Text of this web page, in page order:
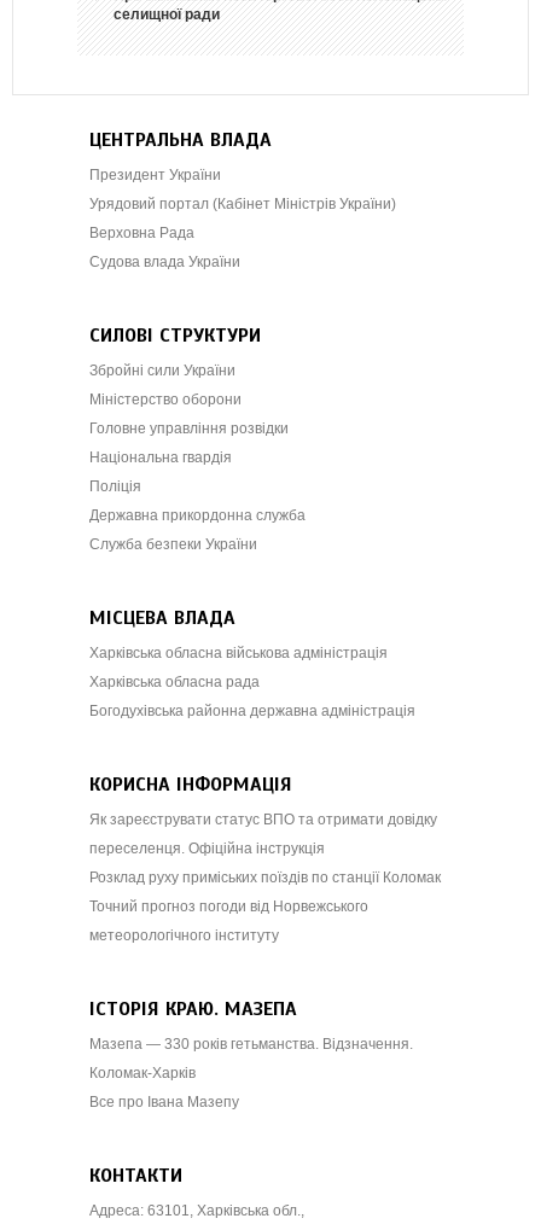
селищної ради
ЦЕНТРАЛЬНА ВЛАДА
Президент України
Урядовий портал (Кабінет Міністрів України)
Верховна Рада
Судова влада України
СИЛОВІ СТРУКТУРИ
Збройні сили України
Міністерство оборони
Головне управління розвідки
Національна гвардія
Поліція
Державна прикордонна служба
Служба безпеки України
МІСЦЕВА ВЛАДА
Харківська обласна військова адміністрація
Харківська обласна рада
Богодухівська районна державна адміністрація
КОРИСНА ІНФОРМАЦІЯ
Як зареєструвати статус ВПО та отримати довідку
переселенця. Офіційна інструкція
Розклад руху приміських поїздів по станції Коломак
Точний прогноз погоди від Норвежського
метеорологічного інституту
ІСТОРІЯ КРАЮ. МАЗЕПА
Мазепа — 330 років гетьманства. Відзначення.
Коломак-Харків
Все про Івана Мазепу
КОНТАКТИ
Адреса: 63101, Харківська обл.,